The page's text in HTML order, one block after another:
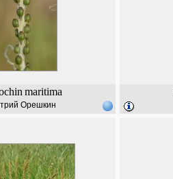
maritima
Орешкин